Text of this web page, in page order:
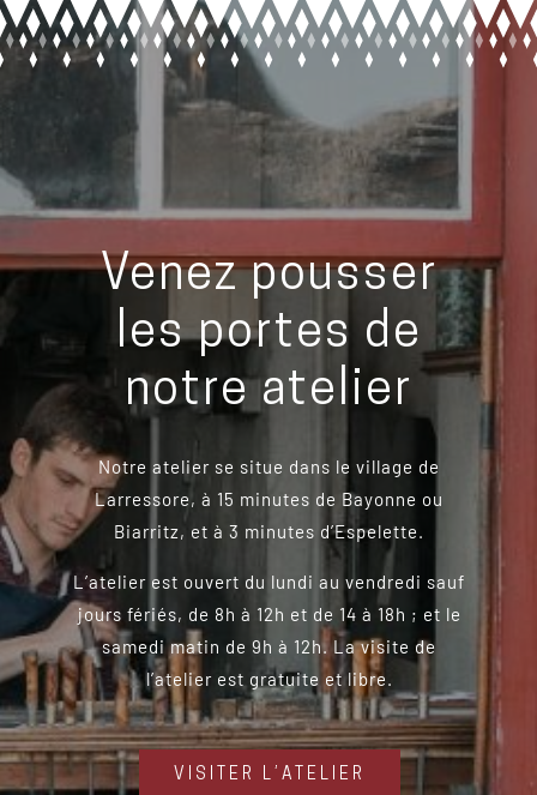
Venez pousser
les portes de
notre atelier
Notre atelier se situe dans le village de
Larressore, à 15 minutes de Bayonne ou
Biarritz, et à 3 minutes d’Espelette.
L’atelier est ouvert du lundi au vendredi sauf
jours fériés, de 8h à 12h et de 14 à 18h ; et le
samedi matin de 9h à 12h. La visite de
l’atelier est gratuite et libre.
VISITER L’ATELIER